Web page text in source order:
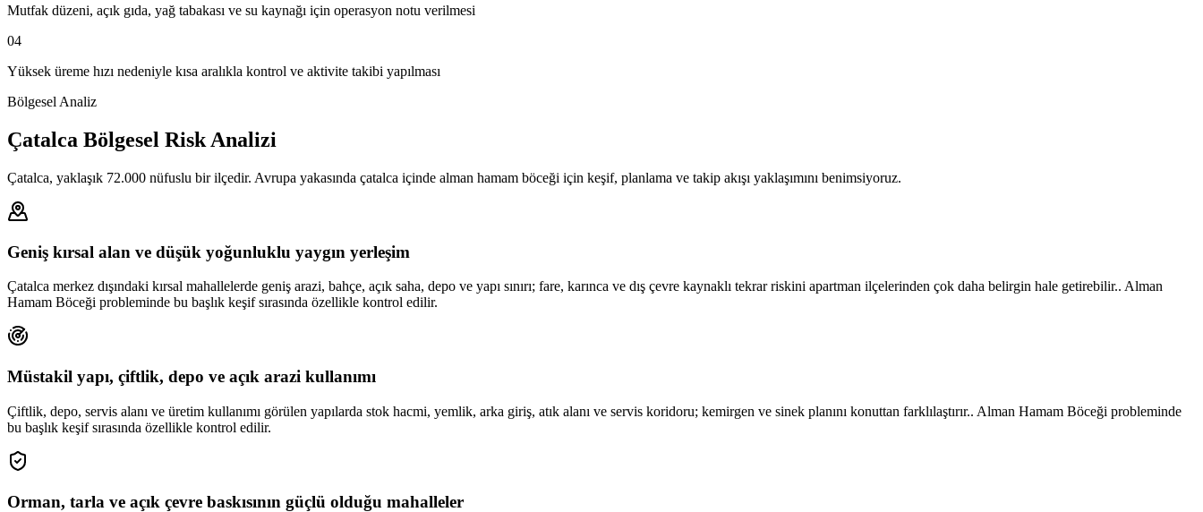
Mutfak düzeni, açık gıda, yağ tabakası ve su kaynağı için operasyon notu verilmesi
04
Yüksek üreme hızı nedeniyle kısa aralıkla kontrol ve aktivite takibi yapılması
Bölgesel Analiz
Çatalca Bölgesel Risk Analizi
Çatalca, yaklaşık 72.000 nüfuslu bir ilçedir. Avrupa yakasında çatalca içinde alman hamam böceği için keşif, planlama ve takip akışı yaklaşımını benimsiyoruz.
Geniş kırsal alan ve düşük yoğunluklu yaygın yerleşim
Çatalca merkez dışındaki kırsal mahallelerde geniş arazi, bahçe, açık saha, depo ve yapı sınırı; fare, karınca ve dış çevre kaynaklı tekrar riskini apartman ilçelerinden çok daha belirgin hale getirebilir.. Alman
Hamam Böceği probleminde bu başlık keşif sırasında özellikle kontrol edilir.
Müstakil yapı, çiftlik, depo ve açık arazi kullanımı
Çiftlik, depo, servis alanı ve üretim kullanımı görülen yapılarda stok hacmi, yemlik, arka giriş, atık alanı ve servis koridoru; kemirgen ve sinek planını konuttan farklılaştırır.. Alman Hamam Böceği probleminde
bu başlık keşif sırasında özellikle kontrol edilir.
Orman, tarla ve açık çevre baskısının güçlü olduğu mahalleler